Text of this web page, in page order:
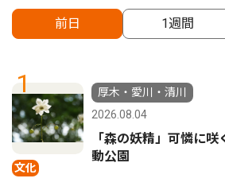
前日 1週間
1
文化
厚木・愛川・清川
2026.08.04
「森の妖精」可憐に
動公園